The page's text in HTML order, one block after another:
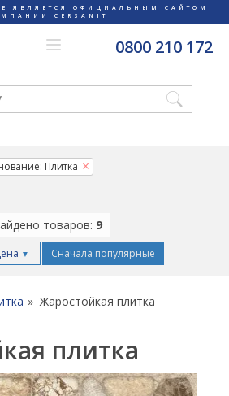
ЯВЛЯЕТСЯ ОФИЦИАЛЬНЫМ САЙТОМ
CERSANIT
0800 210 172
Плитка
товаров: 9
▼ Сначала популярные
Жаростойкая плитка
плитка